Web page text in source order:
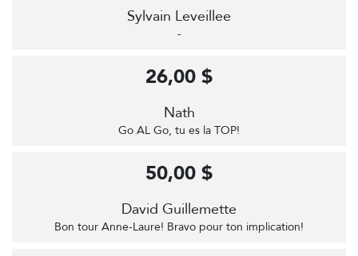
Sylvain Leveillee
-
Nath
Go AL Go, tu es la TOP!
26,00 $
David Guillemette
Bon tour Anne-Laure! Bravo pour ton implication!
50,00 $